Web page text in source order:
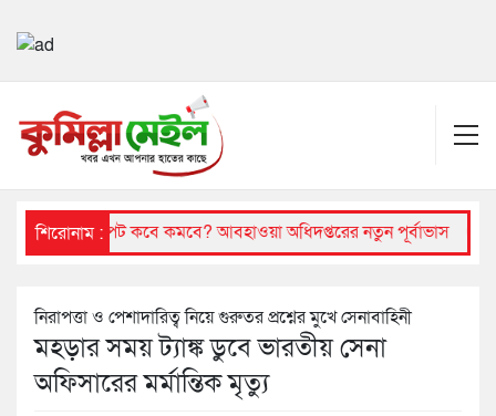
শিরোনাম :
বৃষ্টির দাপট কবে কমবে? আবহাওয়া অধিদপ্তরের নতুন পূর্বাভাস সোমবার
নিরাপত্তা ও পেশাদারিত্ব নিয়ে গুরুতর প্রশ্নের মুখে সেনাবাহিনী
মহড়ার সময় ট্যাঙ্ক ডুবে ভারতীয় সেনা
অফিসারের মর্মান্তিক মৃত্যু